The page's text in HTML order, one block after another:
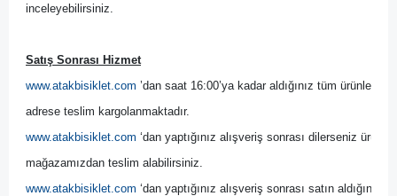
inceleyebilirsiniz.
Satış Sonrası Hizmet
www.atakbisiklet.com ’dan saat 16:00’ya kadar aldığınız tüm ürünler,
adrese teslim kargolanmaktadır.
www.atakbisiklet.com ‘dan yaptığınız alışveriş sonrası dilerseniz
mağazamızdan teslim alabilirsiniz.
www.atakbisiklet.com ‘dan yaptığınız alışveriş sonrası satın